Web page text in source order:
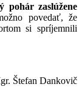
pohár zaslúžene
povedať, že
si spríjemnili
Štefan Dankovič